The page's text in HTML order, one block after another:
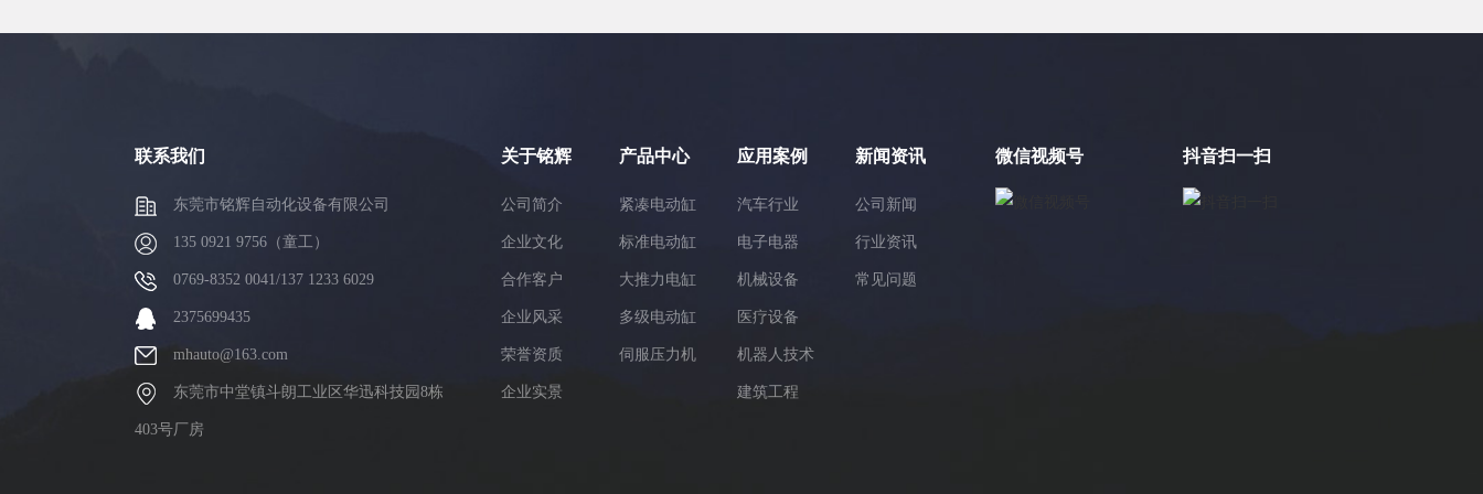
联系我们
东莞市铭辉自动化设备有限公司
135 0921 9756（童工）
0769-8352 0041/137 1233 6029
2375699435
mhauto@163.com
东莞市中堂镇斗朗工业区华迅科技园8栋
403号厂房
关于铭辉
公司简介
企业文化
合作客户
企业风采
荣誉资质
企业实景
产品中心
紧凑电动缸
标准电动缸
大推力电缸
多级电动缸
伺服压力机
应用案例
汽车行业
电子电器
机械设备
医疗设备
机器人技术
建筑工程
新闻资讯
公司新闻
行业资讯
常见问题
微信视频号 抖音扫一扫